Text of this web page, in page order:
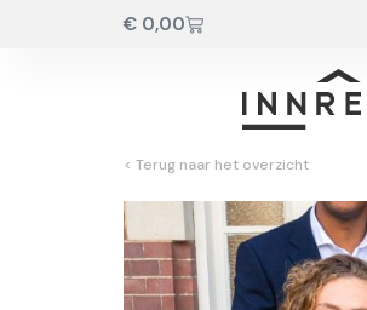
€ 0,00
< Terug naar het overzicht